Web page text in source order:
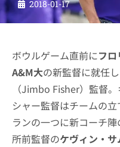
2018-01-17
ボウルゲーム直前にフ
A&M大の新監督に就任
（Jimbo Fisher）監督
シャー監督はチームの
ランの一つに新コーチ
所前監督のケヴィン・サ